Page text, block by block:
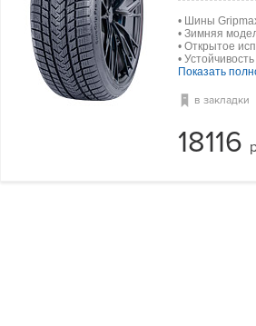
• Шины
• Зимняя
• Открытое
•
Показать
в закладки
18116